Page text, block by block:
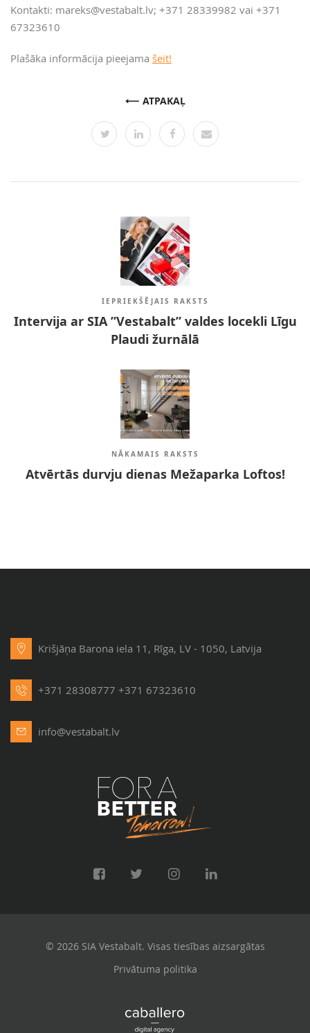
Kontakti: mareks@vestabalt.lv; +371 28339982 vai +371
67323610
Plašāka informācija pieejama šeit!
ATPAKAĻ
IEPRIEKŠĒJAIS RAKSTS
Intervija ar SIA ”Vestabalt” valdes locekli Līgu
Plaudi žurnālā
NĀKAMAIS RAKSTS
Atvērtās durvju dienas Mežaparka Loftos!
Krišjāņa Barona iela 11, Rīga, LV - 1050, Latvija
+371 28308777 +371 67323610
info@vestabalt.lv
© 2026 SIA Vestabalt. Visas tiesības aizsargātas
Privātuma politika